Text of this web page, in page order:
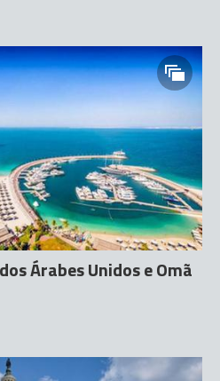
Árabes Unidos e Omã